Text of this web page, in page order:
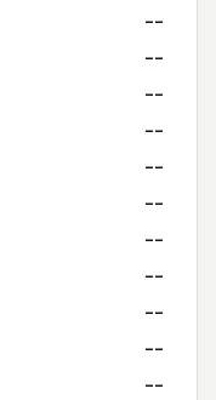
--
--
--
--
--
--
--
--
--
--
--